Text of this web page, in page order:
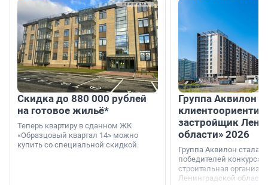
Скидка до 880 000 рублей
на готовое жильё*
Теперь квартиру в сданном ЖК
«Образцовый квартал 14» можно
купить со специальной скидкой.
Группа Аквилон
застройщик
области» 2026
Группа Аквилон стала
победителей конкурса
строительная
Ленинградской области